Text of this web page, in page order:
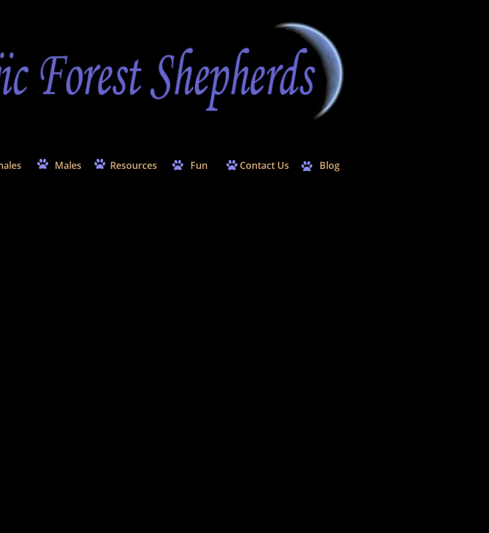
Males Resources Fun Contact Us Blog
 

 